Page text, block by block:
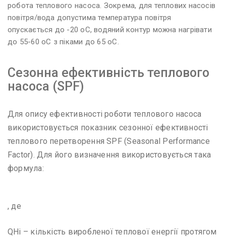
робота теплового насоса. Зокрема, для теплових насосів
повітря/вода допустима температура повітря
опускається до -20 оС, водяний контур можна нагрівати
до 55-60 оС з піками до 65 оС.
Сезонна ефективність теплового
насоса (SPF)
Для опису ефективності роботи теплового насоса
використовується показник сезонної ефективності
теплового перетворення SPF (Seasonal Performance
Factor). Для його визначення використовується така
формула:
, де
QHi – кількість виробленої теплової енергії протягом